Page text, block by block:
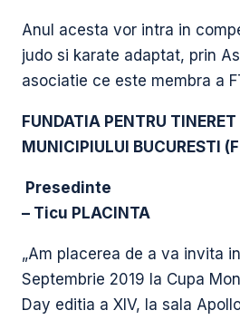
Anul acesta vor intra in
judo si karate adaptat, prin
asociatie ce este membra a
FUNDATIA PENTRU
MUNICIPIULUI BUCURESTI
Presedinte
– Ticu PLACINTA
„Am placerea de a va invita
Septembrie 2019 la Cupa
Day editia a XIV, la sala